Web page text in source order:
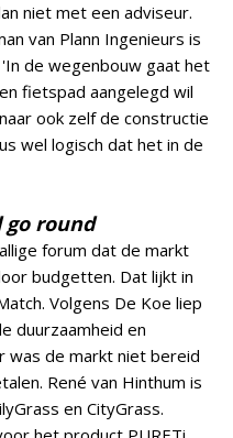
niet met een adviseur.
van Plann Ingenieurs is
de wegenbouw gaat het
fietspad aangelegd wil
ook zelf de constructie
wel logisch dat het in de
round
forum dat de markt
budgetten. Dat lijkt in
Volgens De Koe liep
duurzaamheid en
was de markt niet bereid
René van Hinthum is
en CityGrass.